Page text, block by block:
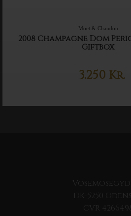
Moet & Chandon
2008 Champagne Dom
Giftbox
3.250 Kr.
DK-5250
CVR